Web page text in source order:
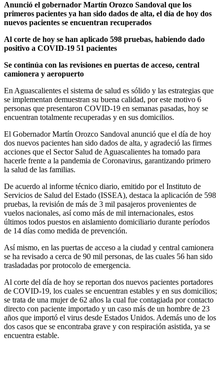
Anunció el gobernador Martín Orozco Sandoval que los
primeros pacientes ya han sido dados de alta, el día de hoy dos
nuevos pacientes se encuentran recuperados
Al corte de hoy se han aplicado 598 pruebas, habiendo dado
positivo a COVID-19 51 pacientes
Se continúa con las revisiones en puertas de acceso, central
camionera y aeropuerto
En Aguascalientes el sistema de salud es sólido y las estrategias que
se implementan demuestran su buena calidad, por este motivo 6
personas que presentaron COVID-19 en semanas pasadas, hoy se
encuentran totalmente recuperadas y en sus domicilios.
El Gobernador Martín Orozco Sandoval anunció que el día de hoy
dos nuevos pacientes han sido dados de alta, y agradeció las firmes
acciones que el Sector Salud de Aguascalientes ha tomado para
hacerle frente a la pandemia de Coronavirus, garantizando primero
la salud de las familias.
De acuerdo al informe técnico diario, emitido por el Instituto de
Servicios de Salud del Estado (ISSEA), destaca la aplicación de 598
pruebas, la revisión de más de 3 mil pasajeros provenientes de
vuelos nacionales, así como más de mil internacionales, estos
últimos todos puestos en aislamiento domiciliario durante períodos
de 14 días como medida de prevención.
Así mismo, en las puertas de acceso a la ciudad y central camionera
se ha revisado a cerca de 90 mil personas, de las cuales 56 han sido
trasladadas por protocolo de emergencia.
Al corte del día de hoy se reportan dos nuevos pacientes portadores
de COVID-19, los cuales se encuentran estables y en sus domicilios;
se trata de una mujer de 62 años la cual fue contagiada por contacto
directo con paciente importado y un caso más de un hombre de 23
años que importó el virus desde Estados Unidos. Además uno de los
dos casos que se encontraba grave y con respiración asistida, ya se
encuentra estable.